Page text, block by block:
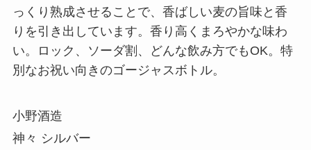
っくり熟成させることで、香ばしい麦の旨味と香
りを引き出しています。香り高くまろやかな味わ
い。ロック、ソーダ割、どんな飲み方でもOK。特
別なお祝い向きのゴージャスボトル。
小野酒造
神々 シルバー